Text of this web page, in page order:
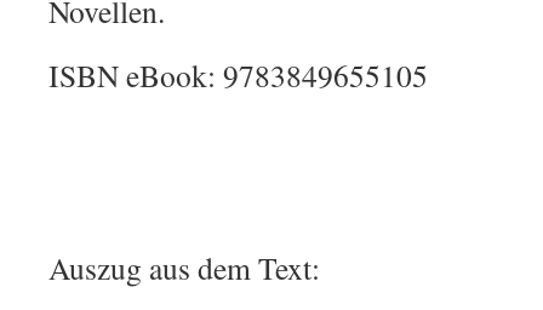
Novellen.
ISBN eBook: 9783849655105
Auszug aus dem Text: